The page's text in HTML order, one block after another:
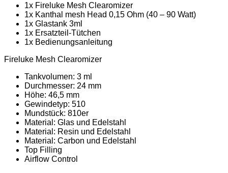
1x Fireluke Mesh Clearomizer
1x Kanthal mesh Head 0,15 Ohm (40 – 90 Watt)
1x Glastank 3ml
1x Ersatzteil-Tütchen
1x Bedienungsanleitung
Fireluke Mesh Clearomizer
Tankvolumen: 3 ml
Durchmesser: 24 mm
Höhe: 46,5 mm
Gewindetyp: 510
Mundstück: 810er
Material: Glas und Edelstahl
Material: Resin und Edelstahl
Material: Carbon und Edelstahl
Top Filling
Airflow Control